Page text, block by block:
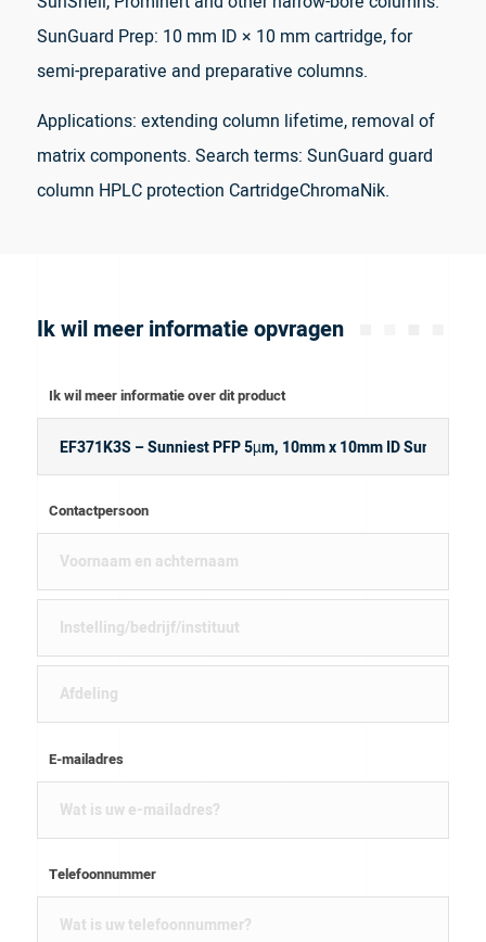
SunGuard Prep: 10 mm ID × 10 mm cartridge, for
semi-preparative and preparative columns.
Applications: extending column lifetime, removal of
matrix components. Search terms: SunGuard guard
column HPLC protection CartridgeChromaNik.
Ik wil meer informatie opvragen
Ik wil meer informatie over dit product
Contactpersoon
E-mailadres
Telefoonnummer